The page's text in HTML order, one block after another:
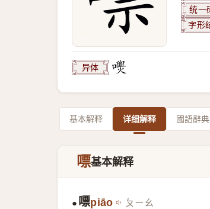
统一
字形
异体
基本解释 详细解释 國語辭典
嘌基本解释
● 嘌piāo ㄆㄧㄠ